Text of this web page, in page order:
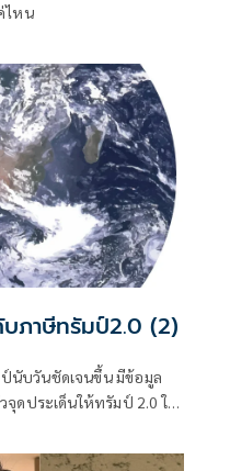
ไหน
ภาษีทรัมป์2.0 (2)
นับวันชัดเจนขึ้น มีข้อมูล
ดประเด็นให้ทรัมป์ 2.0 ใช้